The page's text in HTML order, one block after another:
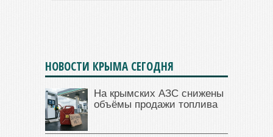
НОВОСТИ КРЫМА СЕГОДНЯ
На крымских АЗС снижены
объёмы продажи топлива